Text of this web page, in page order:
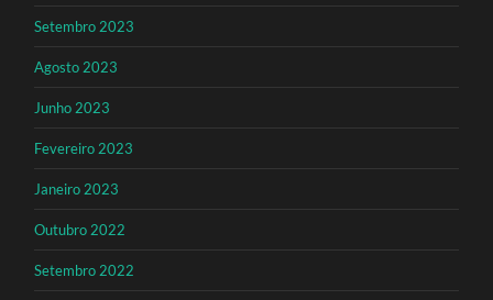
Setembro 2023
Agosto 2023
Junho 2023
Fevereiro 2023
Janeiro 2023
Outubro 2022
Setembro 2022